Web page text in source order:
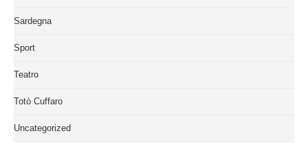
Sardegna
Sport
Teatro
Totò Cuffaro
Uncategorized